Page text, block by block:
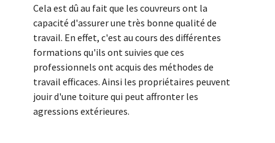
Cela est dû au fait que les couvreurs ont la
capacité d'assurer une très bonne qualité de
travail. En effet, c'est au cours des différentes
formations qu'ils ont suivies que ces
professionnels ont acquis des méthodes de
travail efficaces. Ainsi les propriétaires peuvent
jouir d'une toiture qui peut affronter les
agressions extérieures.